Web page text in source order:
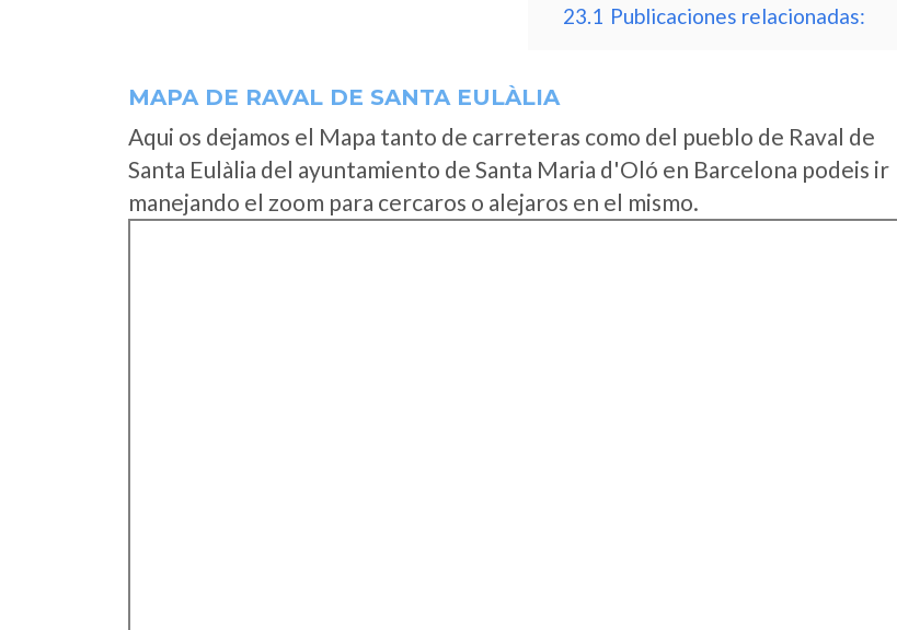
23.1 Publicaciones relacionadas:
MAPA DE RAVAL DE SANTA EULÀLIA
Aqui os dejamos el Mapa tanto de carreteras como del pueblo de Raval de
Santa Eulàlia del ayuntamiento de Santa Maria d'Oló en Barcelona podeis ir
manejando el zoom para cercaros o alejaros en el mismo.